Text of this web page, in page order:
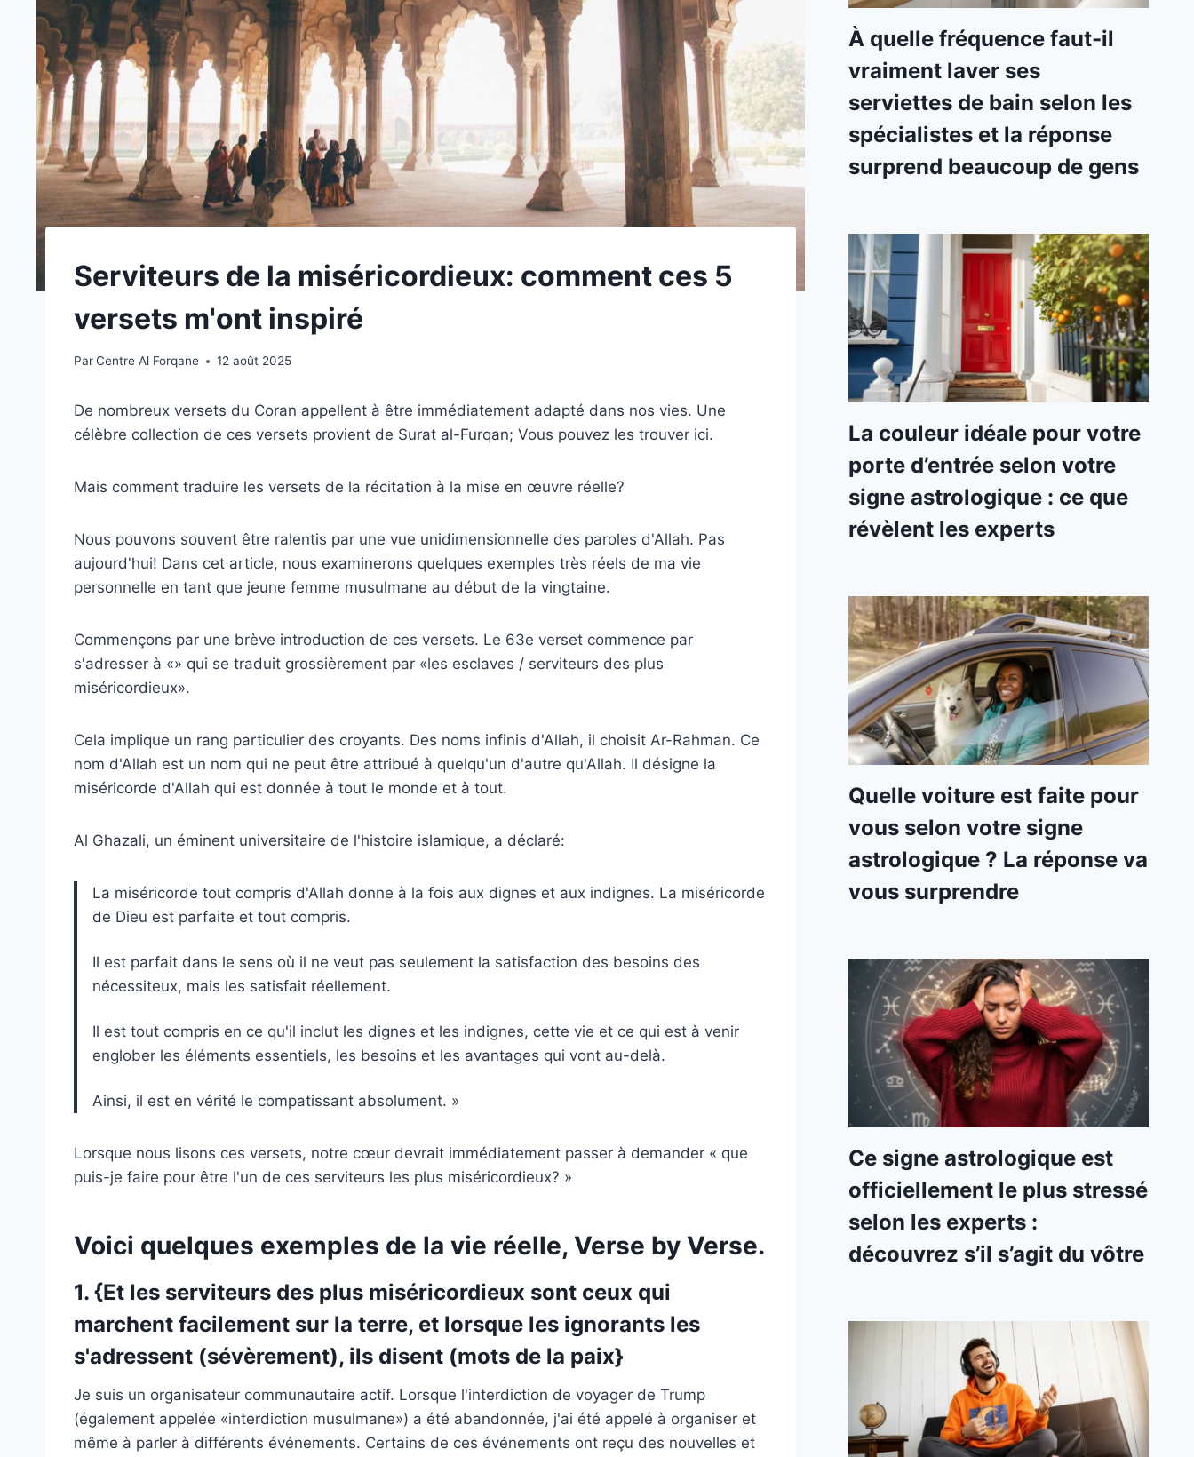
Serviteurs de la miséricordieux: comment ces 5
versets m'ont inspiré
ParCentre Al Forqane 12 août 2025
De nombreux versets du Coran appellent à être immédiatement adapté dans nos vies. Une
célèbre collection de ces versets provient de Surat al-Furqan; Vous pouvez les trouver ici.
Mais comment traduire les versets de la récitation à la mise en œuvre réelle?
Nous pouvons souvent être ralentis par une vue unidimensionnelle des paroles d'Allah. Pas
aujourd'hui! Dans cet article, nous examinerons quelques exemples très réels de ma vie
personnelle en tant que jeune femme musulmane au début de la vingtaine.
Commençons par une brève introduction de ces versets. Le 63e verset commence par
s'adresser à «» qui se traduit grossièrement par «les esclaves / serviteurs des plus
miséricordieux».
Cela implique un rang particulier des croyants. Des noms infinis d'Allah, il choisit Ar-Rahman. Ce
nom d'Allah est un nom qui ne peut être attribué à quelqu'un d'autre qu'Allah. Il désigne la
miséricorde d'Allah qui est donnée à tout le monde et à tout.
Al Ghazali, un éminent universitaire de l'histoire islamique, a déclaré:
La miséricorde tout compris d'Allah donne à la fois aux dignes et aux indignes. La miséricorde
de Dieu est parfaite et tout compris.
Il est parfait dans le sens où il ne veut pas seulement la satisfaction des besoins des
nécessiteux, mais les satisfait réellement.
Il est tout compris en ce qu'il inclut les dignes et les indignes, cette vie et ce qui est à venir
englober les éléments essentiels, les besoins et les avantages qui vont au-delà.
Ainsi, il est en vérité le compatissant absolument. »
Lorsque nous lisons ces versets, notre cœur devrait immédiatement passer à demander « que
puis-je faire pour être l'un de ces serviteurs les plus miséricordieux? »
Voici quelques exemples de la vie réelle, Verse by Verse.
1. {Et les serviteurs des plus miséricordieux sont ceux qui
marchent facilement sur la terre, et lorsque les ignorants les
s'adressent (sévèrement), ils disent (mots de la paix}
Je suis un organisateur communautaire actif. Lorsque l'interdiction de voyager de Trump
(également appelée «interdiction musulmane») a été abandonnée, j'ai été appelé à organiser et
même à parler à différents événements. Certains de ces événements ont reçu des nouvelles et
À quelle fréquence faut-il
vraiment laver ses
serviettes de bain selon les
spécialistes et la réponse
surprend beaucoup de gens
La couleur idéale pour votre
porte d’entrée selon votre
signe astrologique : ce que
révèlent les experts
Quelle voiture est faite pour
vous selon votre signe
astrologique ? La réponse va
vous surprendre
Ce signe astrologique est
officiellement le plus stressé
selon les experts :
découvrez s’il s’agit du vôtre